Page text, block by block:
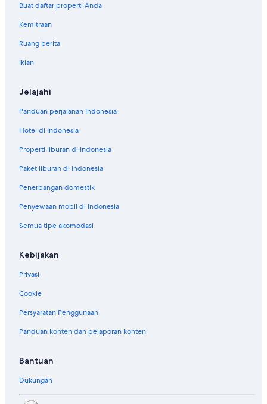
Buat daftar properti Anda
Kemitraan
Ruang berita
Iklan
Jelajahi
Panduan perjalanan Indonesia
Hotel di Indonesia
Properti liburan di Indonesia
Paket liburan di Indonesia
Penerbangan domestik
Penyewaan mobil di Indonesia
Semua tipe akomodasi
Kebijakan
Privasi
Cookie
Persyaratan Penggunaan
Panduan konten dan pelaporan konten
Bantuan
Dukungan